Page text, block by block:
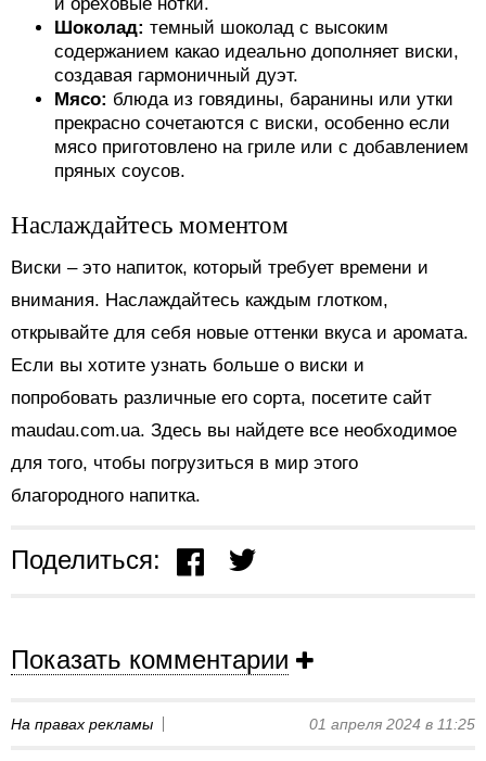
и ореховые нотки.
Шоколад: темный шоколад с высоким
содержанием какао идеально дополняет виски,
создавая гармоничный дуэт.
Мясо: блюда из говядины, баранины или утки
прекрасно сочетаются с виски, особенно если
мясо приготовлено на гриле или с добавлением
пряных соусов.
Наслаждайтесь моментом
Виски – это напиток, который требует времени и
внимания. Наслаждайтесь каждым глотком,
открывайте для себя новые оттенки вкуса и аромата.
Если вы хотите узнать больше о виски и
попробовать различные его сорта, посетите сайт
maudau.com.ua. Здесь вы найдете все необходимое
для того, чтобы погрузиться в мир этого
благородного напитка.
Поделиться:
Показать комментарии
На правах рекламы 01 апреля 2024 в 11:25